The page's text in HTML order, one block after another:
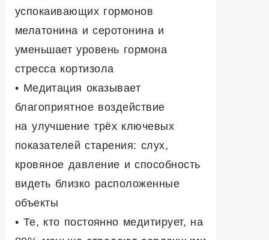
успокаивающих гормонов
мелатонина и серотонина и
уменьшает уровень гормона
стресса кортизола
• Медитация оказывает
благоприятное воздействие
на улучшение трёх ключевых
показателей старения: слух,
кровяное давление и способность
видеть близко расположенные
объекты
• Те, кто постоянно медитирует, на